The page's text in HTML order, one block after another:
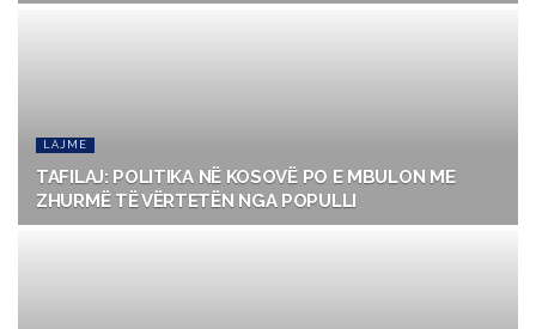
LAJME
TAFILAJ: POLITIKA NË KOSOVË PO E MBULON ME
ZHURMË TË VËRTETËN NGA POPULLI